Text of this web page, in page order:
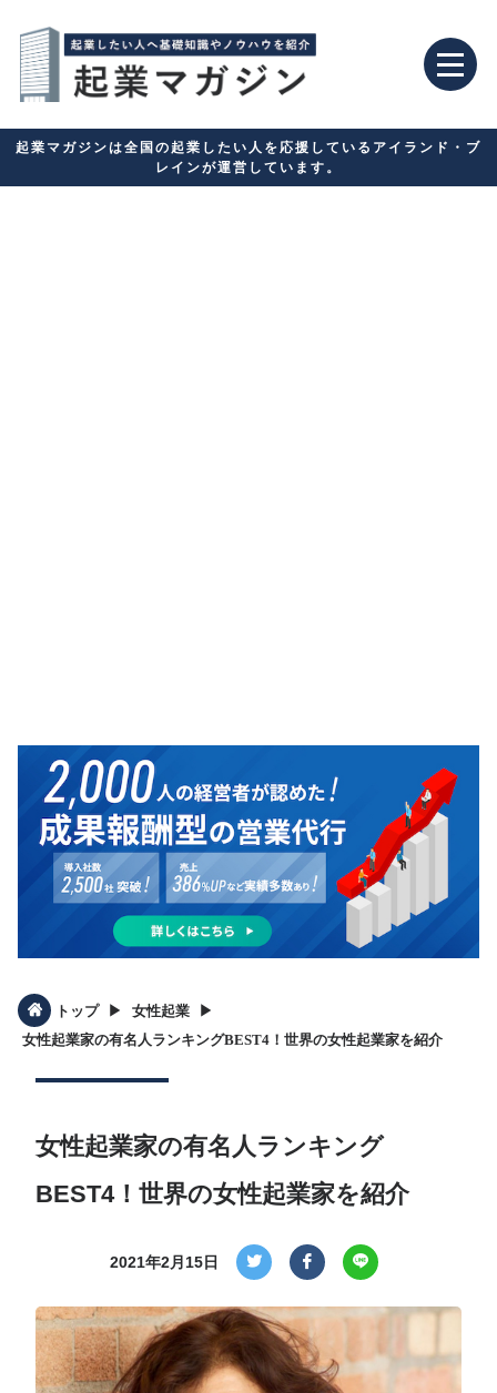
起業マガジンは全国の起業したい人を応援しているアイランド・ブ
レインが運営しています。
トップ ▶︎ 女性起業 ▶︎
女性起業家の有名人ランキングBEST4！世界の女性起業家を紹介
女性起業家の有名人ランキング
BEST4！世界の女性起業家を紹介
2021年2月15日